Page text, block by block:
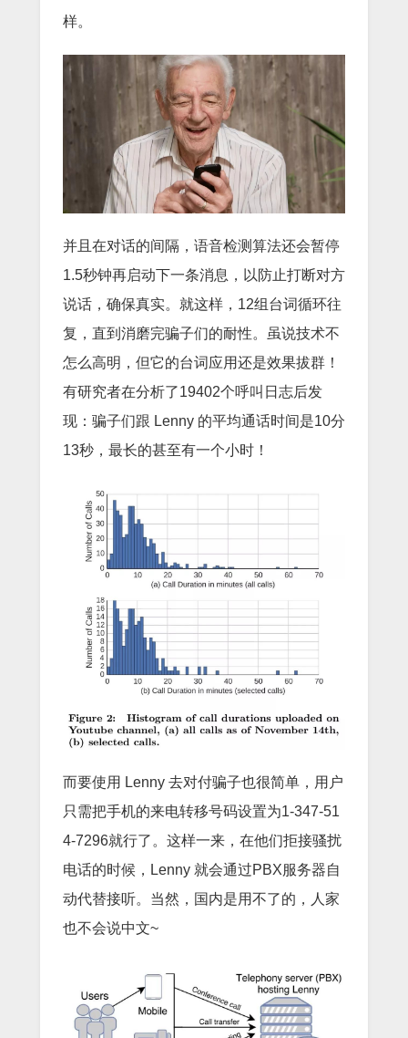
样。
并且在对话的间隔，语音检测算法还会暂停
1.5秒钟再启动下一条消息，以防止打断对方
说话，确保真实。就这样，12组台词循环往
复，直到消磨完骗子们的耐性。虽说技术不
怎么高明，但它的台词应用还是效果拔群！
有研究者在分析了19402个呼叫日志后发
现：骗子们跟 Lenny 的平均通话时间是10分
13秒，最长的甚至有一个小时！
而要使用 Lenny 去对付骗子也很简单，用户
只需把手机的来电转移号码设置为1-347-51
4-7296就行了。这样一来，在他们拒接骚扰
电话的时候，Lenny 就会通过PBX服务器自
动代替接听。当然，国内是用不了的，人家
也不会说中文~